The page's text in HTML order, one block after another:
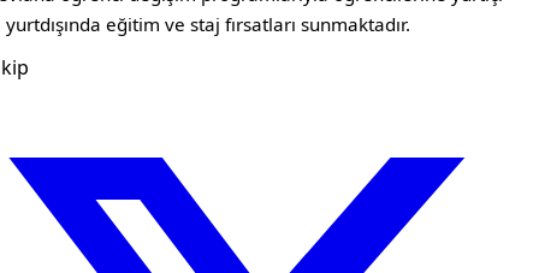
yurtdışında eğitim ve staj fırsatları sunmaktadır.